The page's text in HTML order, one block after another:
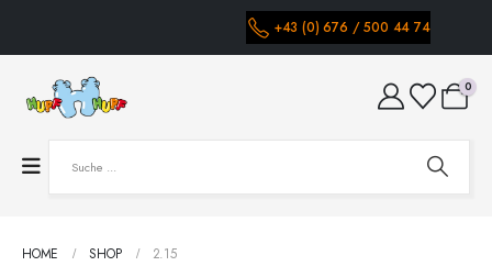
+43 (0) 676 / 500 44 74
0
HOME SHOP 2.15